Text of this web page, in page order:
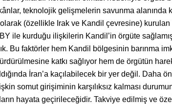
teknolojik gelişmelerin savunma alanında
(özellikle Irak ve Kandil çevresine) kurulan
ile kurduğu ilişkilerin Kandil’in örgüte
Bu faktörler hem Kandil bölgesinin barınma
katkı sağlıyor hem de örgütün
İran’a kaçılabilecek bir yer değil. Daha
somut girişiminin karşılıksız kalması
hayata geçirileceğidir. Takviye edilmiş ve